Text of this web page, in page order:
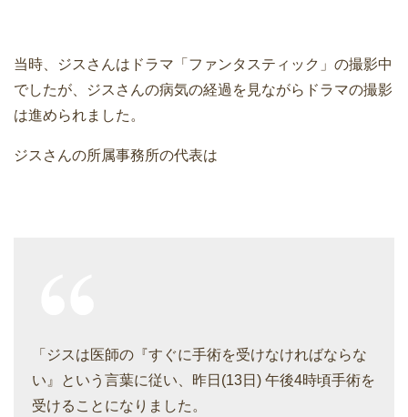
当時、ジスさんはドラマ「ファンタスティック」の撮影中
でしたが、ジスさんの病気の経過を見ながらドラマの撮影
は進められました。
ジスさんの所属事務所の代表は
「ジスは医師の『すぐに手術を受けなければならな
い』という言葉に従い、昨日(13日) 午後4時頃手術を
受けることになりました。